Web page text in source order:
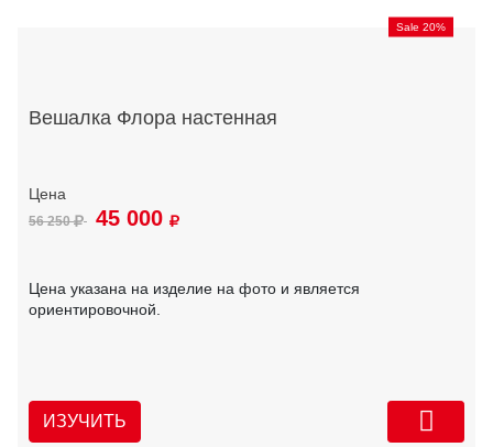
Sale 20%
Вешалка Флора настенная
56 250 45 000
Цена указана на изделие на фото и является
ориентировочной.
ИЗУЧИТЬ